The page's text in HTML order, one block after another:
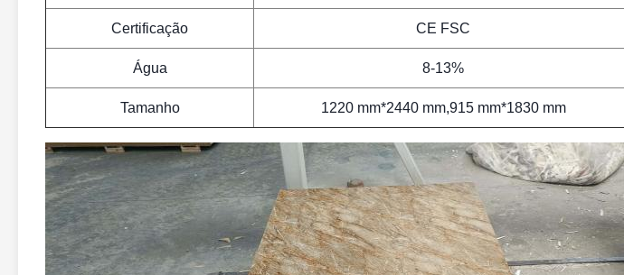
Certificação CE FSC
Água 8-13%
Tamanho 1220 mm*2440 mm,915 mm*1830 mm